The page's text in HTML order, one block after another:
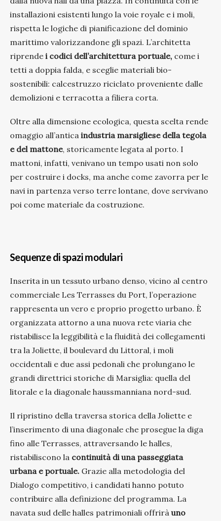
installazioni esistenti lungo la voie royale e i moli,
rispetta le logiche di pianificazione del dominio
marittimo valorizzandone gli spazi. L’architetta
riprende i codici dell’architettura portuale, come i
tetti a doppia falda, e sceglie materiali bio-
sostenibili: calcestruzzo riciclato proveniente dalle
demolizioni e terracotta a filiera corta.
Oltre alla dimensione ecologica, questa scelta rende
omaggio all’antica industria marsigliese della tegola
e del mattone, storicamente legata al porto. I
mattoni, infatti, venivano un tempo usati non solo
per costruire i docks, ma anche come zavorra per le
navi in partenza verso terre lontane, dove servivano
poi come materiale da costruzione.
Sequenze di spazi modulari
Inserita in un tessuto urbano denso, vicino al centro
commerciale Les Terrasses du Port, l’operazione
rappresenta un vero e proprio progetto urbano. È
organizzata attorno a una nuova rete viaria che
ristabilisce la leggibilità e la fluidità dei collegamenti
tra la Joliette, il boulevard du Littoral, i moli
occidentali e due assi pedonali che prolungano le
grandi direttrici storiche di Marsiglia: quella del
litorale e la diagonale haussmanniana nord-sud.
Il ripristino della traversa storica della Joliette e
l’inserimento di una diagonale che prosegue la diga
fino alle Terrasses, attraversando le halles,
ristabiliscono la continuità di una passeggiata
urbana e portuale. Grazie alla metodologia del
Dialogo competitivo, i candidati hanno potuto
contribuire alla definizione del programma. La
navata sud delle halles patrimoniali offrirà uno